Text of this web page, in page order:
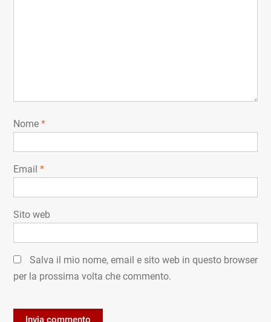
Nome *
Email *
Sito web
Salva il mio nome, email e sito web in questo browser
per la prossima volta che commento.